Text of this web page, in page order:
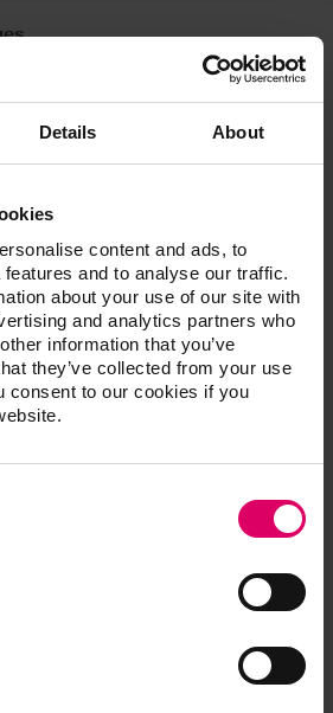
Details About
content and ads, to
and to analyse our traffic.
about your use of our site with
and analytics partners who
information that you’ve
they’ve collected from your use
consent to our cookies if you
de sécurité